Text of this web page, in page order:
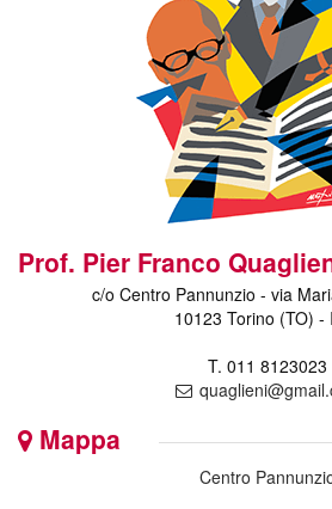
Prof. Pier Franco
c/o Centro Pannunzio - via
10123 Torino (TO) -
T. 011 8123023
Mappa
Centro